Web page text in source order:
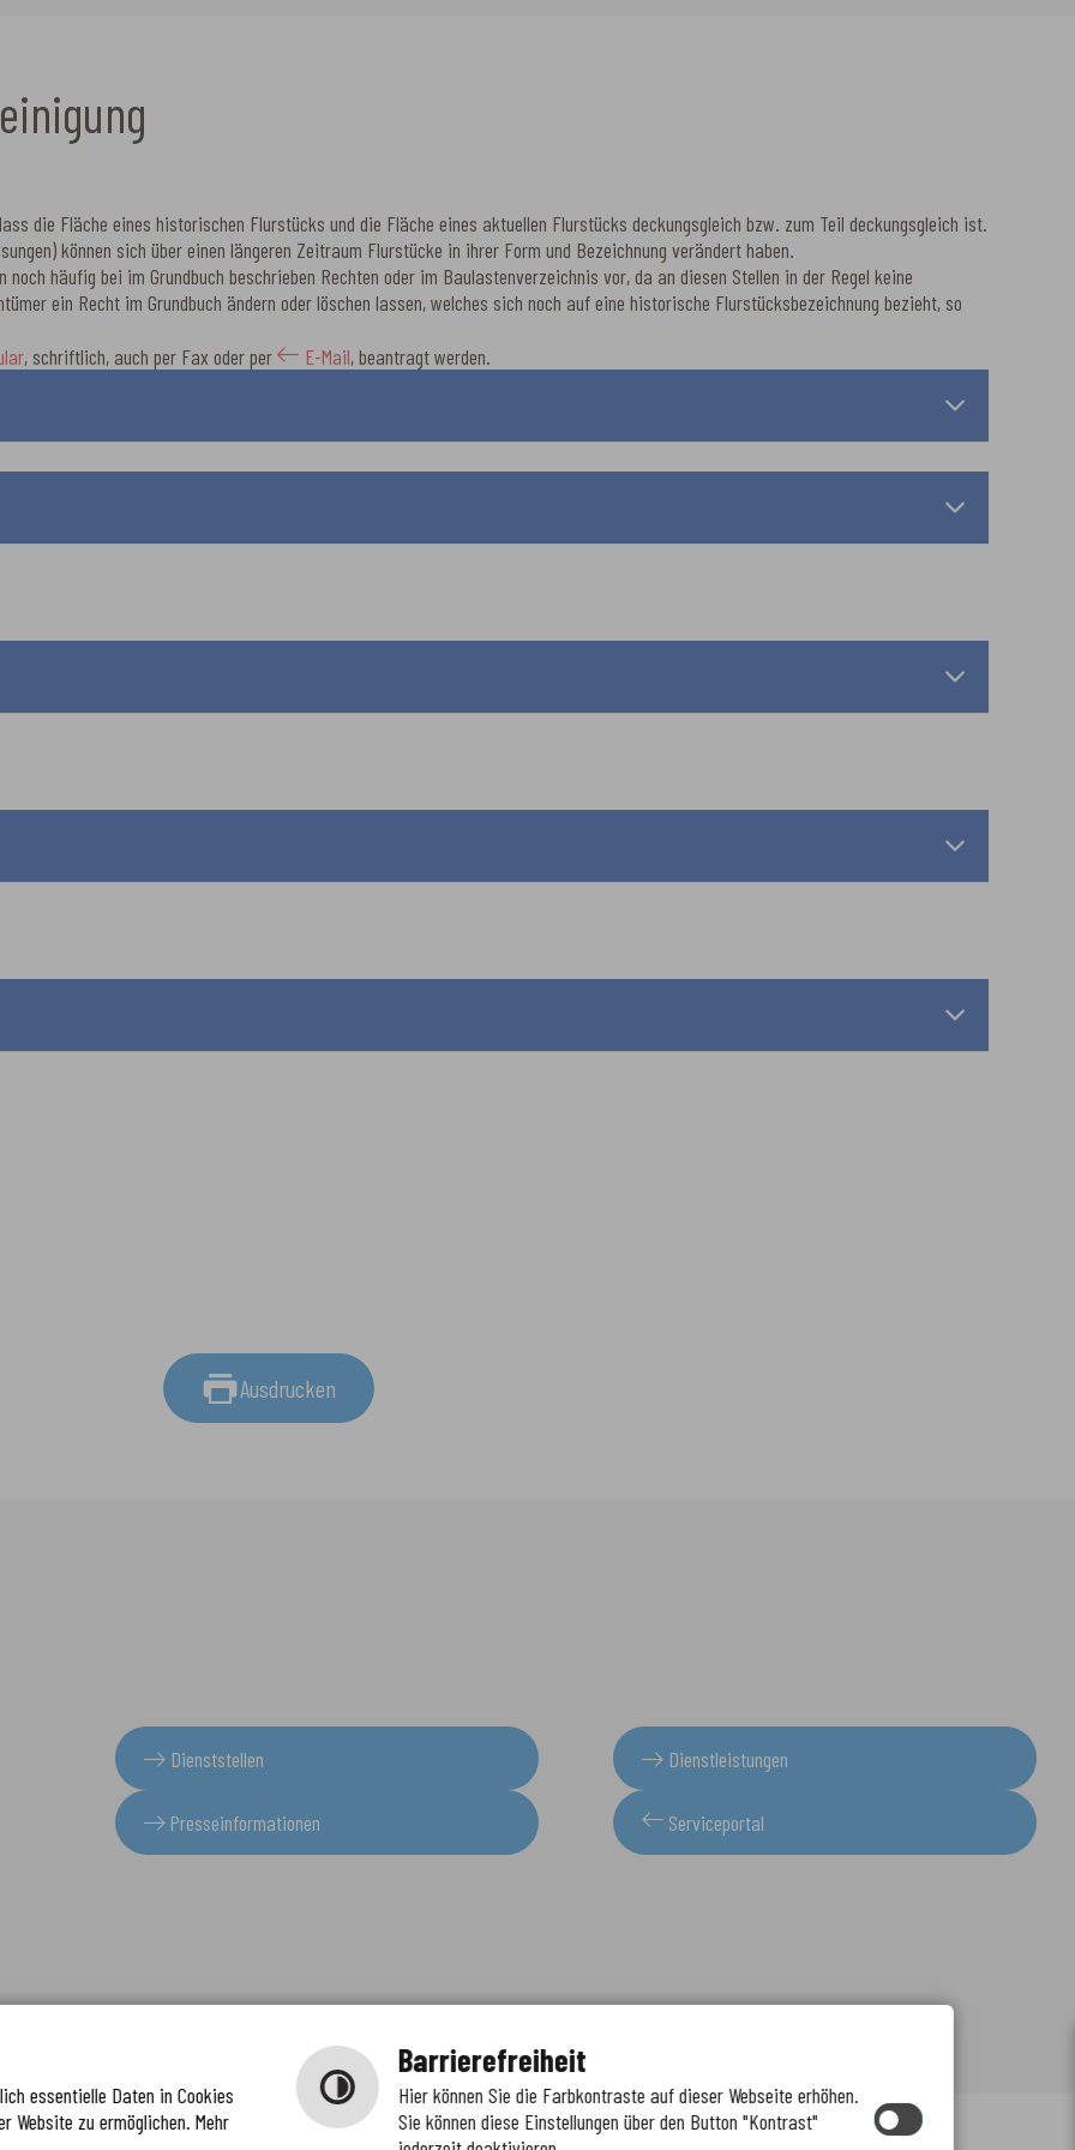
die Fläche eines historischen Flurstücks und die Fläche eines aktuellen Flurstücks deckungsgleich bzw. zum Teil deckungsgleich ist.
können sich über einen längeren Zeitraum Flurstücke in ihrer Form und Bezeichnung verändert haben.
häufig bei im Grundbuch beschrieben Rechten oder im Baulastenverzeichnis vor, da an diesen Stellen in der Regel keine
ein Recht im Grundbuch ändern oder löschen lassen, welches sich noch auf eine historische Flurstücksbezeichnung bezieht, so
, schriftlich, auch per Fax oder per E-Mail, beantragt werden.
Ausdrucken
Dienststellen Dienstleistungen
Presseinformationen Serviceportal
essentielle Daten in Cookies
Website zu ermöglichen. Mehr
Barrierefreiheit
Hier können Sie die Farbkontraste auf dieser Webseite erhöhen.
Sie können diese Einstellungen über den Button "Kontrast"